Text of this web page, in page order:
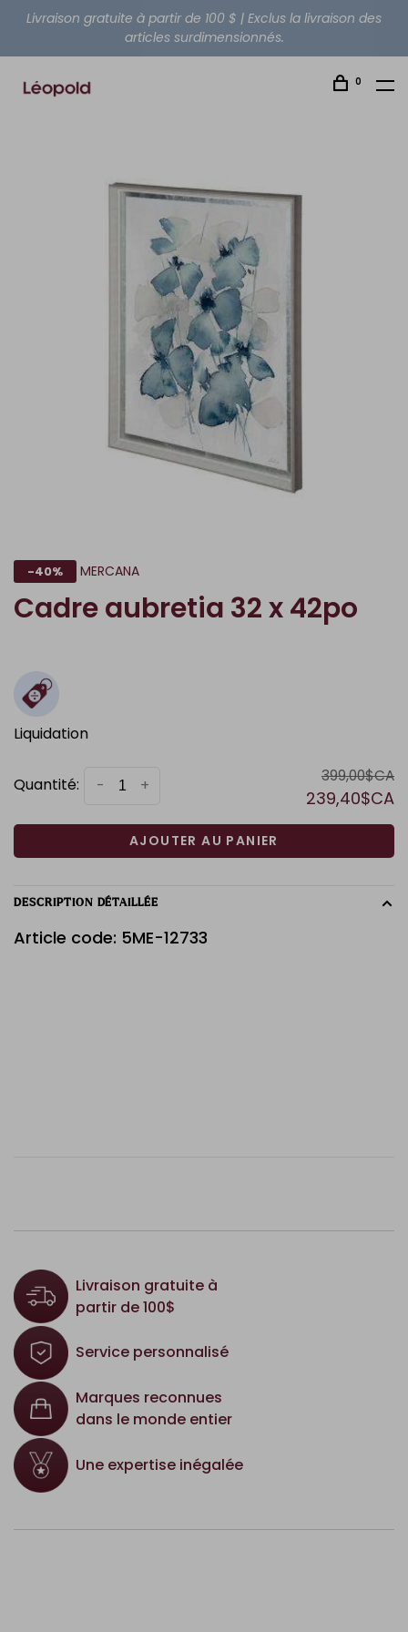
Livraison gratuite à partir de 100 $ | Exclus la livraison des
articles surdimensionnés.
0
-40% MERCANA
Cadre aubretia 32 x 42po
Liquidation
Quantité: +
- 399,00$CA
239,40$CA
AJOUTER AU PANIER
DESCRIPTION DÉTAILLÉE
Article code: 5ME-12733
Livraison gratuite à
partir de 100$
Service personnalisé
Marques reconnues
dans le monde entier
Une expertise inégalée